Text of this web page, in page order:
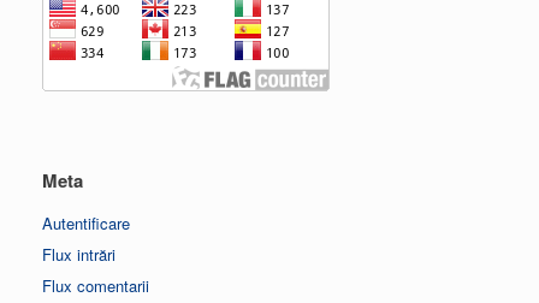
Meta
Autentificare
Flux intrări
Flux comentarii